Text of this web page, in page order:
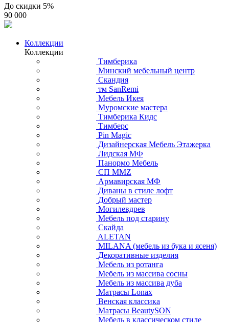
До скидки 5%
90 000
Коллекции
Коллекции
Тимберика
Минский мебельный центр
Скандия
тм SanRemi
Мебель Икея
Муромские мастера
Тимберика Кидс
Тимберс
Pin Magic
Дизайнерская Мебель Этажерка
Лидская МФ
Панормо Мебель
СП ММZ
Армавирская МФ
Диваны в стиле лофт
Добрый мастер
Могилевдрев
Мебель под старину
Скайда
ALETAN
MILANA (мебель из бука и ясеня)
Декоративные изделия
Мебель из ротанга
Мебель из массива сосны
Мебель из массива дуба
Матрасы Lonax
Венская классика
Матрасы BeautySON
Мебель в классическом стиле